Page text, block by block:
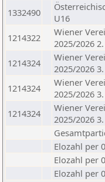
1332490
U16
1214322
Wiener
2025/2026
1214324
Wiener
2025/2026
1214324
Wiener
2025/2026
1214324
Wiener
2025/2026
Elozahl per
Elozahl per
Elozahl per